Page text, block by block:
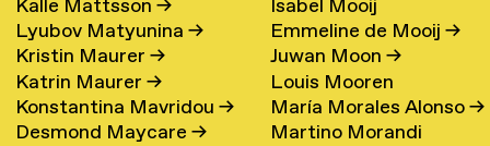
Kalle Mattsson→
Lyubov Matyunina→
Kristin Maurer→
Katrin Maurer→
Konstantina Mavridou→
Desmond Maycare→
Isabel Mooij
Emmeline de Mooij→
Juwan Moon→
Louis Mooren
María Morales Alonso→
Martino Morandi